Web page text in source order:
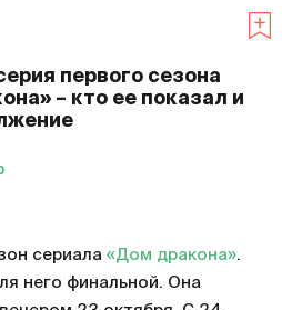
первого сезона
– кто ее показал и
сериала «Дом дракона».
него финальной. Она